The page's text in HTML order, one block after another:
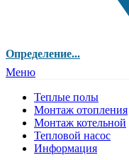
Определение...
Меню
Теплые полы
Монтаж отопления
Монтаж котельной
Тепловой насос
Информация